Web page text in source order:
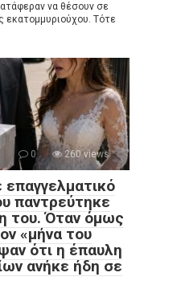
να θέσουν σε
εκατομμυριούχου. Τότε
0 260 views
παντρεύτηκε
του. Όταν όμως
«μήνα του
ότι η έπαυλη
ανήκε ήδη σε